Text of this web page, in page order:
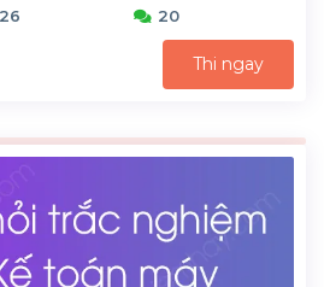
26 20
Thi ngay